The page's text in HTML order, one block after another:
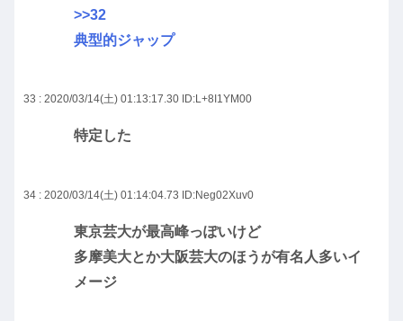
>>32
典型的ジャップ
33 : 2020/03/14(土) 01:13:17.30 ID:L+8I1YM00
特定した
34 : 2020/03/14(土) 01:14:04.73 ID:Neg02Xuv0
東京芸大が最高峰っぽいけど
多摩美大とか大阪芸大のほうが有名人多いイ
メージ